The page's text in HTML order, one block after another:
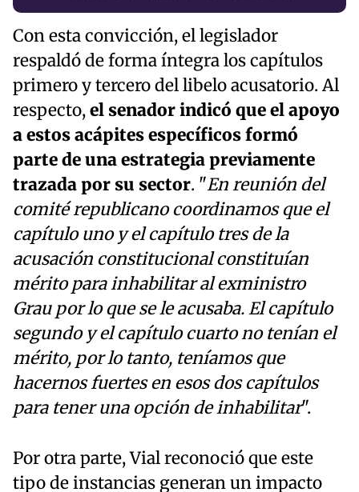
Con esta convicción, el legislador
respaldó de forma íntegra los capítulos
primero y tercero del libelo acusatorio. Al
respecto,el senador indicó que el apoyo
a estos acápites específicos formó
parte de una estrategia previamente
trazada por su sector. "En reunión del
comité republicano coordinamos que el
capítulo uno y el capítulo tres de la
acusación constitucional constituían
mérito para inhabilitar al exministro
Grau por lo que se le acusaba. El capítulo
segundo y el capítulo cuarto no tenían el
mérito, por lo tanto, teníamos que
hacernos fuertes en esos dos capítulos
para tener una opción de inhabilitar".
Por otra parte, Vial reconoció que este
tipo de instancias generan un impacto